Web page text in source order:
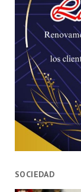
SOCIEDAD